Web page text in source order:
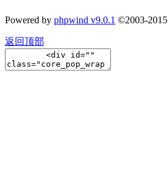
Powered by phpwind v9.0.1 ©2003-2015
返回顶部